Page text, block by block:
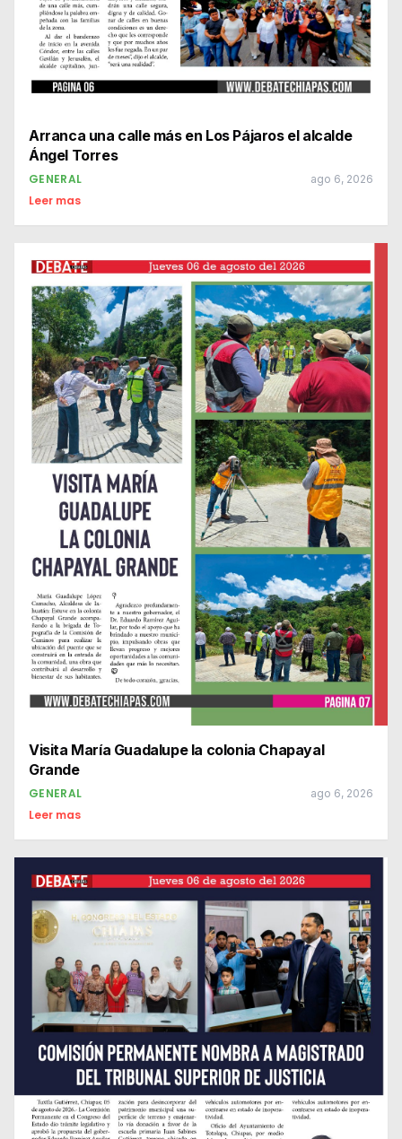
Arranca una calle más en Los Pájaros el alcalde
Ángel Torres
GENERAL ago 6, 2026
Leer mas
Visita María Guadalupe la colonia Chapayal
Grande
GENERAL ago 6, 2026
Leer mas